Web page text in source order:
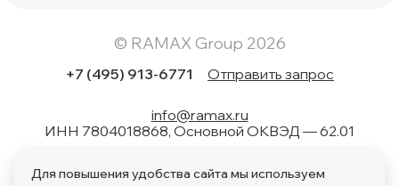
© RAMAX Group 2026
+7 (495) 913-6771 Отправить запрос
info@ramax.ru
ИНН 7804018868, Основной ОКВЭД — 62.01
1.02, 1.04, 1.05, 1.06, 1.08, 2.01, 3.01, 4.01, 11.01, 17.01, 27.01,
Для повышения удобства сайта мы используем